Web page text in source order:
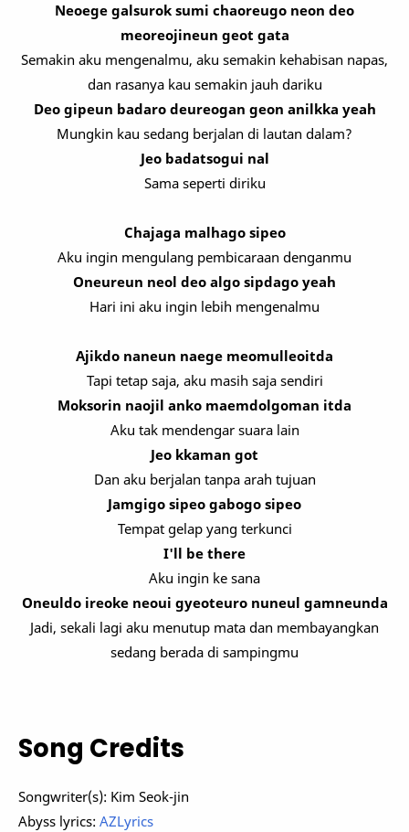
Neoege galsurok sumi chaoreugo neon deo
meoreojineun geot gata
Semakin aku mengenalmu, aku semakin kehabisan napas,
dan rasanya kau semakin jauh dariku
Deo gipeun badaro deureogan geon anilkka yeah
Mungkin kau sedang berjalan di lautan dalam?
Jeo badatsogui nal
Sama seperti diriku
Chajaga malhago sipeo
Aku ingin mengulang pembicaraan denganmu
Oneureun neol deo algo sipdago yeah
Hari ini aku ingin lebih mengenalmu
Ajikdo naneun naege meomulleoitda
Tapi tetap saja, aku masih saja sendiri
Moksorin naojil anko maemdolgoman itda
Aku tak mendengar suara lain
Jeo kkaman got
Dan aku berjalan tanpa arah tujuan
Jamgigo sipeo gabogo sipeo
Tempat gelap yang terkunci
I'll be there
Aku ingin ke sana
Oneuldo ireoke neoui gyeoteuro nuneul gamneunda
Jadi, sekali lagi aku menutup mata dan membayangkan
sedang berada di sampingmu
Song Credits
Songwriter(s): Kim Seok-jin
Abyss lyrics: AZLyrics